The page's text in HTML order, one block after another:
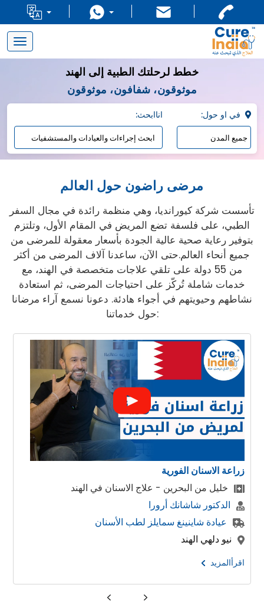
Toggle
navigation
خطط لرحلتك الطبية إلى الهند
موثوقون، شفافون، موثوقون
:اناابحث
مرضى راضون حول العالم
تأسست شركة كيورانديا، وهي منظمة رائدة في مجال السفر
الطبي، على فلسفة تضع المريض في المقام الأول، وتلتزم
بتوفير رعاية صحية عالية الجودة بأسعار معقولة للمرضى من
جميع أنحاء العالم.حتى الآن، ساعدنا آلاف المرضى من أكثر
من 55 دولة على تلقي علاجات متخصصة في الهند، مع
خدمات شاملة تُركّز على احتياجات المرضى، ثم استعادة
نشاطهم وحيويتهم في أجواء هادئة. دعونا نسمع آراء مرضانا
حول خدماتنا:
زراعة الاسنان الفورية
خليل من البحرين - علاج الاسنان في الهند
الدكتور شاشانك أرورا
عيادة شاينينغ سمايلز لطب الأسنان
نيو دلهي الهند
اقرأالمزيد